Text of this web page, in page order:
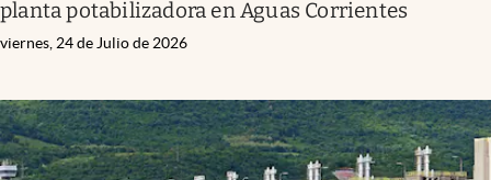
planta potabilizadora en Aguas Corrientes
viernes, 24 de Julio de 2026